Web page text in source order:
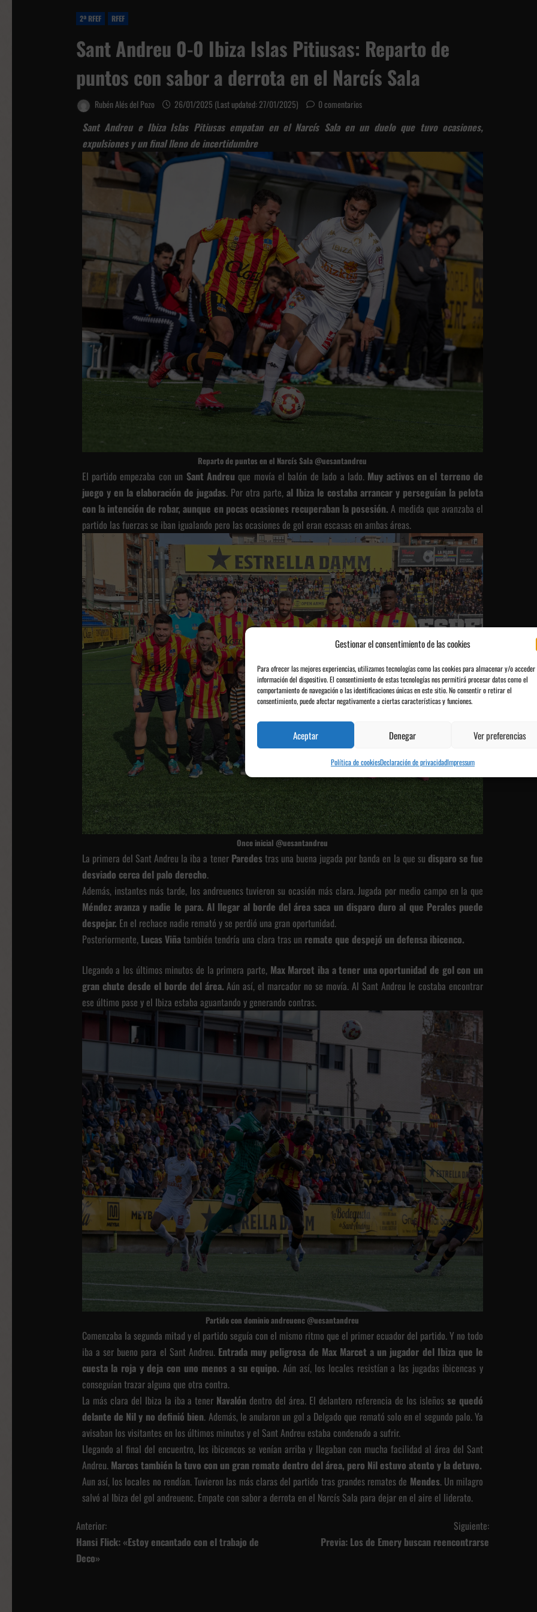
Gestionar el consentimiento de las cookies
Para ofrecer las mejores experiencias, utilizamos tecnologías como las cookies para almacenar y/o
información del dispositivo. El consentimiento de estas tecnologías nos permitirá procesar datos como el
comportamiento de navegación o las identificaciones únicas en este sitio. No consentir o retirar el
consentimiento, puede afectar negativamente a ciertas características y funciones.
Aceptar Denegar Ver preferencias
Política de cookiesDeclaración de privacidadImpressum
2ª RFEF RFEF
Sant Andreu 0-0 Ibiza Islas Pitiusas: Reparto de
puntos con sabor a derrota en el Narcís Sala
Rubén Alés del Pozo 26/01/2025 (Last updated: 27/01/2025) 0 comentarios
Sant Andreu e Ibiza Islas Pitiusas empatan en el Narcís Sala en un duelo que tuvo ocasiones,
expulsiones y un final lleno de incertidumbre
Reparto de puntos en el Narcís Sala @uesantandreu
El partido empezaba con un Sant Andreu que movía el balón de lado a lado. Muy activos en el terreno de
juego y en la elaboración de jugadas. Por otra parte, al Ibiza le costaba arrancar y perseguían la pelota
con la intención de robar, aunque en pocas ocasiones recuperaban la posesión. A medida que avanzaba el
partido las fuerzas se iban igualando pero las ocasiones de gol eran escasas en ambas áreas.
Once inicial @uesantandreu
La primera del Sant Andreu la iba a tener Paredestras una buena jugada por banda en la que su disparo se fue
desviado cerca del palo derecho.
Además, instantes más tarde, los andreuencs tuvieron su ocasión más clara. Jugada por medio campo en la que
Méndez avanza y nadie le para. Al llegar al borde del área saca un disparo duro al que Perales puede
despejar. En el rechace nadie remató y se perdió una gran oportunidad.
Posteriormente, Lucas Viñatambién tendría una clara tras un remate que despejó un defensa ibicenco.
Llegando a los últimos minutos de la primera parte, Max Marcet iba a tener una oportunidad de gol con un
gran chute desde el borde del área. Aún así, el marcador no se movía. Al Sant Andreu le costaba encontrar
ese último pase y el Ibiza estaba aguantando y generando contras.
Partido con dominio andreuenc @uesantandreu
Comenzaba la segunda mitad y el partido seguía con el mismo ritmo que el primer ecuador del partido. Y no todo
iba a ser bueno para el Sant Andreu. Entrada muy peligrosa de Max Marcet a un jugador del Ibiza que le
cuesta la roja y deja con uno menos a su equipo.Aún así, los locales resistían a las jugadas ibicencas y
conseguían trazar alguna que otra contra.
La más clara del Ibiza la iba a tener Navalón dentro del área. El delantero referencia de los isleñosse quedó
delante de Nil y no definió bien. Además, le anularon un gol a Delgado que remató solo en el segundo palo. Ya
avisaban los visitantes en los últimos minutos y el Sant Andreu estaba condenado a sufrir.
Llegando al final del encuentro, los ibicencos se venían arriba y llegaban con mucha facilidad al área del Sant
Andreu. Marcos también la tuvo con un gran remate dentro del área, pero Nil estuvo atento y la detuvo.
Aun así, los locales no rendían. Tuvieron las más claras del partido tras grandes remates de Mendes. Un milagro
salvó al Ibiza del gol andreuenc. Empate con sabor a derrota en el Narcís Sala para dejar en el aire el liderato.
N
a
Anterior:
Hansi Flick: «Estoy encantado con el trabajo de
Deco»
Siguiente:
Previa: Los de Emery buscan reencontrarse